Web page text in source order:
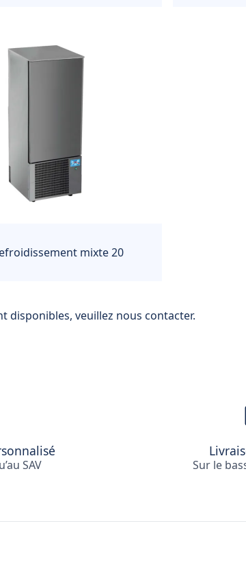
mixte 20
disponibles, veuillez nous contacter.
SAV Sur le